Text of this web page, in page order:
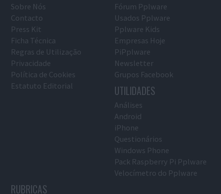
Sobre Nós
Contacto
Press Kit
Ficha Técnica
Regras de Utilização
Privacidade
Política de Cookies
Estatuto Editorial
Fórum Pplware
Usados Pplware
Pplware Kids
Empresas Hoje
PiPplware
Newsletter
Grupos Facebook
UTILIDADES
Análises
Android
iPhone
Questionários
Windows Phone
Pack Raspberry Pi Pplware
Velocímetro do Pplware
RUBRICAS